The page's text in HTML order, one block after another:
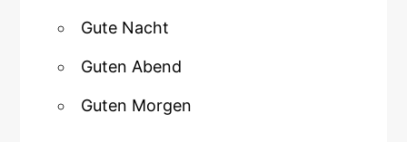
Gute Nacht
Guten Abend
Guten Morgen